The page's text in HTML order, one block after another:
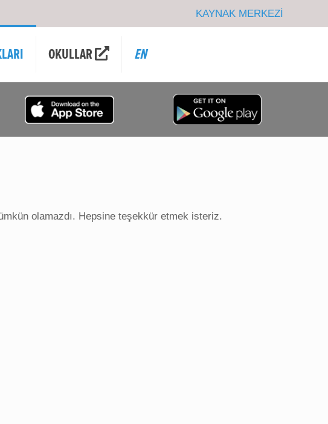
KAYNAK MERKEZİ
OKULLAR EN
olamazdı. Hepsine teşekkür etmek isteriz.